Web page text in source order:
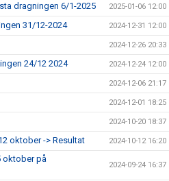
dragningen 6/1-2025 2025-01-06 12:00
31/12-2024 2024-12-31 12:00
2024-12-26 20:33
24/12 2024 2024-12-24 12:00
2024-12-06 21:17
2024-12-01 18:25
2024-10-20 18:37
oktober -> Resultat 2024-10-12 16:20
oktober på
2024-09-24 16:37